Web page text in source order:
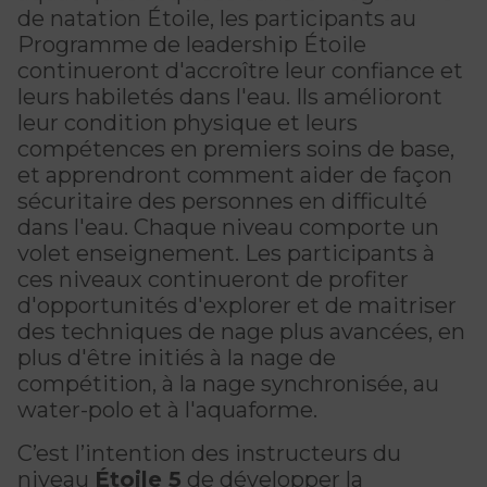
pour enfants
Inscriptions prioritaires : 17 août |
Inscriptions générales : 19 août
DEVENIR MEMBRE
Abonnement
ACTIVITÉS PHYSIQUES
Gym
Cours de groupe
Découvrir Kanawana
Installations
Notre équipe
Guide des parents
Expérience internationale
L'histoire de Kanawana
Ancien.ne.s de Kanawana
LES PROGRAMMES
Inscriptions prioritaires : 17 août |
Inscriptions générales : 19 août
INTERVENTION ET PRÉVENTION
Prévention des dépendances
PERSÉVÉRANCE SCOLAIRE
Passeport pour ma réussite
Soutien aux familles
Prévention du décrochage scolaire
CERTIFICATIONS PHYSIQUES
Entraînement privé
Entraînement de groupe
Entraînement pour aîné.e.s
Aquaforme
Formation continue
Voir tout
QUALIFICATIONS AQUATIQUES ET SECOURISME
Secourisme et RCR
RÉINTÉGRATION COMMUNAUTAIRE
Réinsertion sociale
Travaux compensatoires
Aide à l'emploi
Travail alternatif journalier
Voir tout
TRAVAIL DE RUE ET DE MILIEU
Dans la rue
À YUL Montréal-Trudeau
de natation Étoile, les participants au
Programme de leadership Étoile
continueront d'accroître leur confiance et
leurs habiletés dans l'eau. Ils amélioront
leur condition physique et leurs
compétences en premiers soins de base,
et apprendront comment aider de façon
sécuritaire des personnes en difficulté
dans l'eau. Chaque niveau comporte un
volet enseignement. Les participants à
ces niveaux continueront de profiter
d'opportunités d'explorer et de maitriser
des techniques de nage plus avancées, en
plus d'être initiés à la nage de
compétition, à la nage synchronisée, au
water-polo et à l'aquaforme.
C’est l’intention des instructeurs du
niveau Étoile 5 de développer la